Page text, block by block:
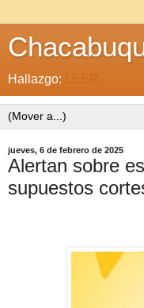
Hallazgo: LEER
jueves, 6 de febrero de 2025
Alertan sobre
supuestos